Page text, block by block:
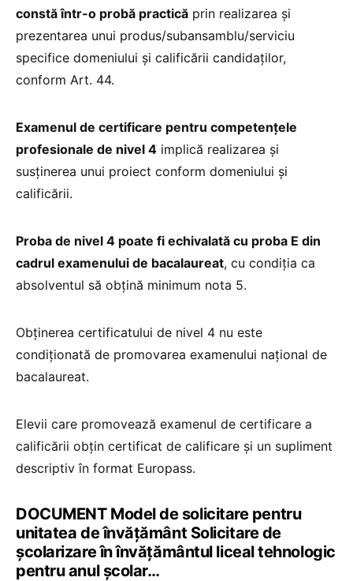
constă într-o probă practică prin realizarea și
prezentarea unui produs/subansamblu/serviciu
specifice domeniului și calificării candidaților,
conform Art. 44.
Examenul de certificare pentru competențele
profesionale de nivel 4 implică realizarea și
susținerea unui proiect conform domeniului și
calificării.
Proba de nivel 4 poate fi echivalată cu proba E din
cadrul examenului de bacalaureat, cu condiția ca
absolventul să obțină minimum nota 5.
Obținerea certificatului de nivel 4 nu este
condiționată de promovarea examenului național de
bacalaureat.
Elevii care promovează examenul de certificare a
calificării obțin certificat de calificare și un supliment
descriptiv în format Europass.
DOCUMENT Model de solicitare pentru
unitatea de învățământ Solicitare de
școlarizare în învățământul liceal tehnologic
pentru anul școlar…